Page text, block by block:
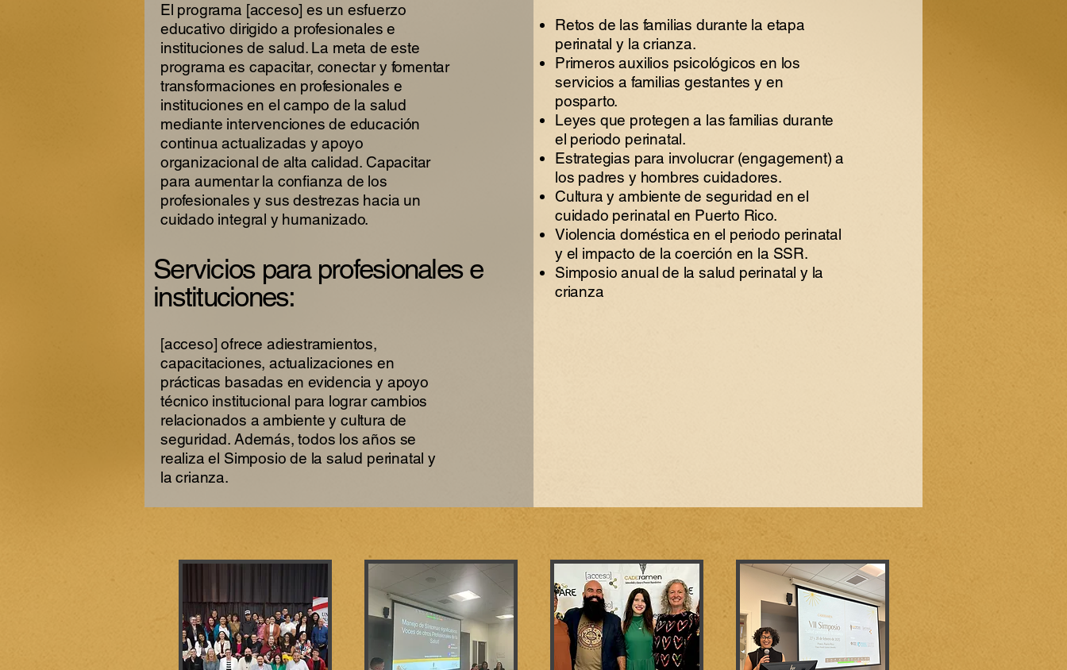
El programa [acceso] es un esfuerzo
educativo dirigido a profesionales e
instituciones de salud. La meta de este
programa es capacitar, conectar y fomentar
transformaciones en profesionales e
instituciones en el campo de la salud
mediante intervenciones de educación
continua actualizadas y apoyo
organizacional de alta calidad. Capacitar
para aumentar la confianza de los
profesionales y sus destrezas hacia un
cuidado integral y humanizado.
Servicios para profesionales e
instituciones:
[acceso] ofrece adiestramientos,
capacitaciones, actualizaciones en
prácticas basadas en evidencia y apoyo
técnico institucional para lograr cambios
relacionados a ambiente y cultura de
seguridad. Además, todos los años se
realiza el Simposio de la salud perinatal y
la crianza.
Retos de las familias durante la etapa
perinatal y la crianza.
Primeros auxilios psicológicos en los
servicios a familias gestantes y en
posparto.
Leyes que protegen a las familias durante
el periodo perinatal.
Estrategias para involucrar (engagement) a
los padres y hombres cuidadores.
Cultura y ambiente de seguridad en el
cuidado perinatal en Puerto Rico.
Violencia doméstica en el periodo perinatal
y el impacto de la coerción en la SSR.
Simposio anual de la salud perinatal y la
crianza